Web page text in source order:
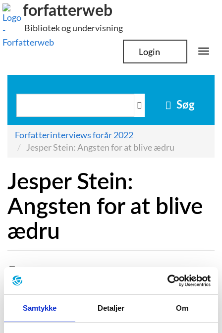
Samtykke Detaljer Om
Hop
til
indhold
forfatterweb
Bibliotek og undervisning
Login
Søg
Forfatterinterviews forår 2022
Jesper Stein: Angsten for at blive ædru
Jesper Stein:
Angsten for at blive
ædru
Forfatteren, der især er kendt for sine skarpe krimier,
har netop udgivet en hudløs ærlig roman om sit opgør
med alkoholismen.